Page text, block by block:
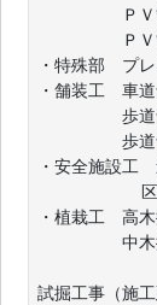
ＰＶ管（
ＰＶ管（
・特殊部　プ
・舗装工　車
歩道舗装
歩道舗装
・安全施設工
区画線設
・植栽工　高
中木撤去
試掘工事（施